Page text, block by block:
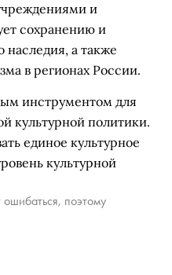
и
сохранению и
наследия, а также
в регионах России.
инструментом для
культурной политики.
единое культурное
культурной
поэтому